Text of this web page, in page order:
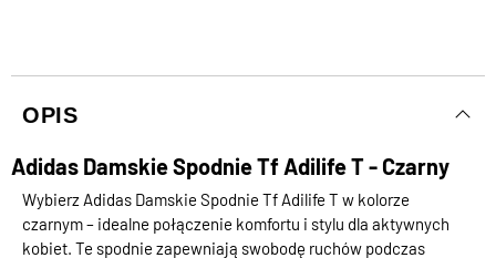
OPIS
Adidas Damskie Spodnie Tf Adilife T - Czarny
Wybierz Adidas Damskie Spodnie Tf Adilife T w kolorze
czarnym – idealne połączenie komfortu i stylu dla aktywnych
kobiet. Te spodnie zapewniają swobodę ruchów podczas